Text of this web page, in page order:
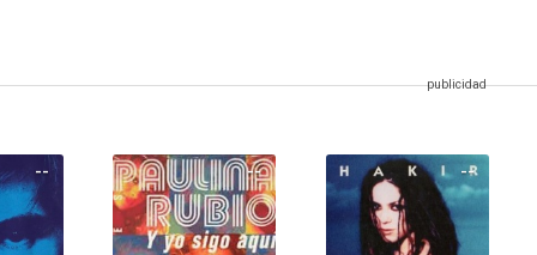
-- -- --